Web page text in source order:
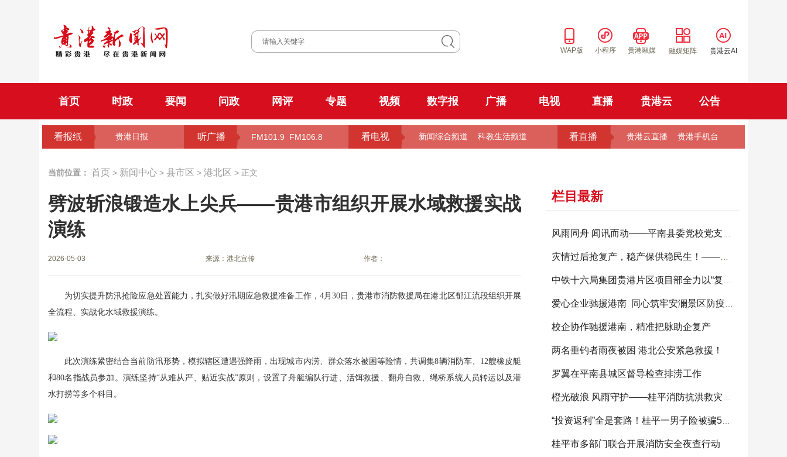
WAP版 小程序 贵港融媒 融媒矩阵 贵港云AI
首页 时政 要闻 问政 网评 专题 视频 数字报 广播 电视 直播 贵港云 公告
看报纸 贵港日报 听广播 FM101.9 FM106.8 看电视 新闻综合频道 科教生活频道 看直播 贵港云直播 贵港手机台
当前位置： 首页 > 新闻中心 > 县市区 > 港北区 > 正文
劈波斩浪锻造水上尖兵——贵港市组织开展水域救援实战
演练
2026-05-03 来源：港北宣传 作者：
为切实提升防汛抢险应急处置能力，扎实做好汛期应急救援准备工作，4月30日，贵港市消防救援局在港北区郁江流段组织开展
全流程、实战化水域救援演练。
此次演练紧密结合当前防汛形势，模拟辖区遭遇强降雨，出现城市内涝、群众落水被困等险情，共调集8辆消防车、12艘橡皮艇
和80名指战员参加。演练坚持“从难从严、贴近实战”原则，设置了舟艇编队行进、活饵救援、翻舟自救、绳桥系统人员转运以及潜
水打捞等多个科目。
栏目最新
校企协作驰援港南，精准把脉助企复产
两名垂钓者雨夜被困 港北公安紧急救援！
罗翼在平南县城区督导检查排涝工作
桂平市多部门联合开展消防安全夜查行动